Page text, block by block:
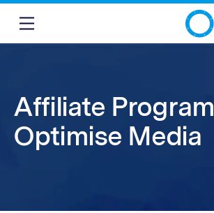
Affiliate Program |
Optimise Media